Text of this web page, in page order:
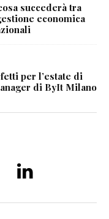
succederà tra
economica
per l’estate di
di ByIt Milano